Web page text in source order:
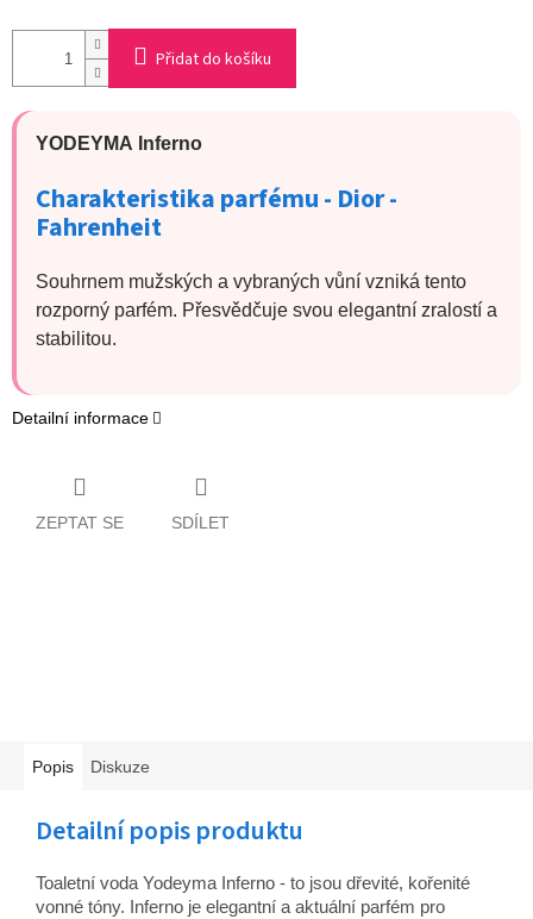
Přidat do košíku
YODEYMA Inferno
Charakteristika parfému - Dior-
Fahrenheit
Souhrnem mužských a vybraných vůní vzniká tento
rozporný parfém. Přesvědčuje svou elegantní zralostí a
stabilitou.
Detailní informace
ZEPTAT SE SDÍLET
Popis Diskuze
Detailní popis produktu
Toaletní voda Yodeyma Inferno - to jsou dřevité, kořenité
vonné tóny. Inferno je elegantní a aktuální parfém pro